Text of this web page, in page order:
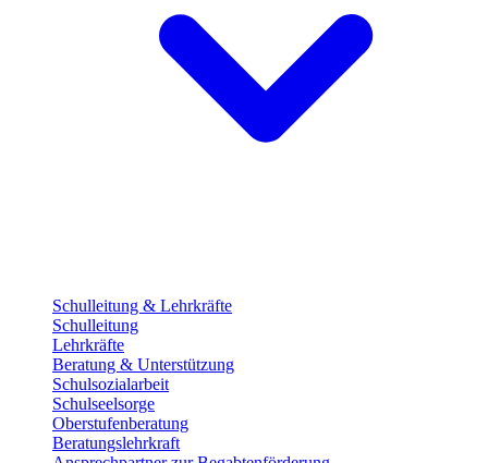
Schulleitung & Lehrkräfte
Schulleitung
Lehrkräfte
Beratung & Unterstützung
Schulsozialarbeit
Schulseelsorge
Oberstufenberatung
Beratungslehrkraft